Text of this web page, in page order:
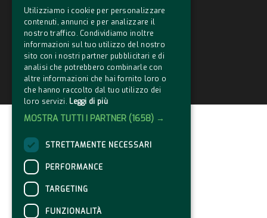
Utilizziamo i cookie per personalizzare
contenuti, annunci e per analizzare il
nostro traffico. Condividiamo inoltre
informazioni sul tuo utilizzo del nostro
sito con i nostri partner pubblicitari e di
analisi che potrebbero combinarle con
altre informazioni che hai fornito loro o
che hanno raccolto dal tuo utilizzo dei
loro servizi. Leggi di più
MOSTRA TUTTI I PARTNER (1658) →
STRETTAMENTE NECESSARI
PERFORMANCE
TARGETING
FUNZIONALITÀ